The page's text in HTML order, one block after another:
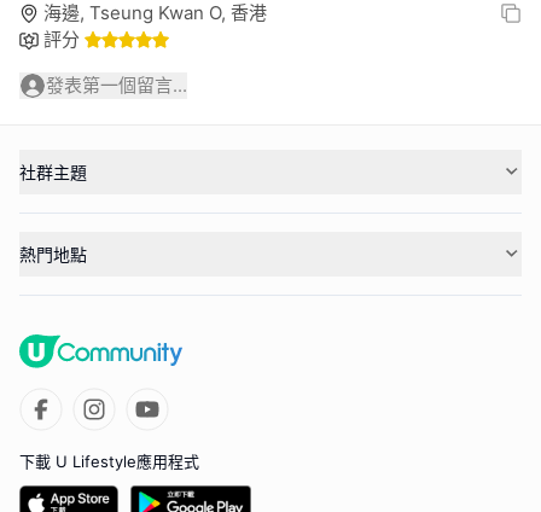
海邊, Tseung Kwan O, 香港
評分
發表第一個留言...
社群主題
熱門地點
下載 U Lifestyle應用程式